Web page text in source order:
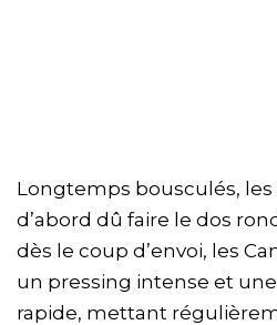
Longtemps bousculés, les
d’abord dû faire le dos
dès le coup d’envoi, les
un pressing intense et
rapide, mettant